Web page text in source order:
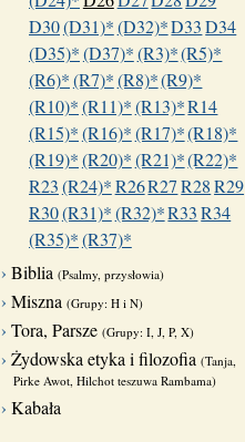
D30(D31)*(D32)*D33 D34
(D35)*(D37)*(R3)*(R5)*
(R6)*(R7)*(R8)*(R9)*
(R10)*(R11)*(R13)*R14
(R15)*(R16)*(R17)*(R18)*
(R19)*(R20)*(R21)*(R22)*
R23(R24)*R26R27 R28R29
R30(R31)*(R32)*R33 R34
(R35)*(R37)*
Biblia (Psalmy, przysłowia)
Miszna (Grupy: H i N)
Tora, Parsze (Grupy: I, J, P, X)
Żydowska etyka i filozofia (Tanja,
Pirke Awot, Hilchot teszuwa Rambama)
Kabała